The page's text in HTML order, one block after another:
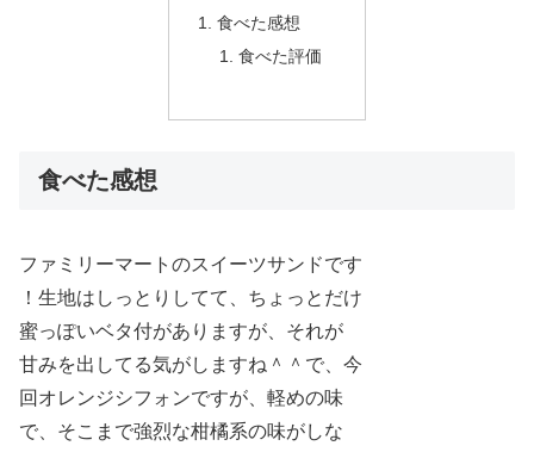
食べた感想
食べた評価
食べた感想
ファミリーマートのスイーツサンドです
！生地はしっとりしてて、ちょっとだけ
蜜っぽいベタ付がありますが、それが
甘みを出してる気がしますね＾＾で、今
回オレンジシフォンですが、軽めの味
で、そこまで強烈な柑橘系の味がしな